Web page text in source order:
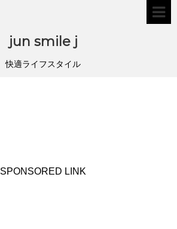
jun smile j
快適ライフスタイル
SPONSORED LINK